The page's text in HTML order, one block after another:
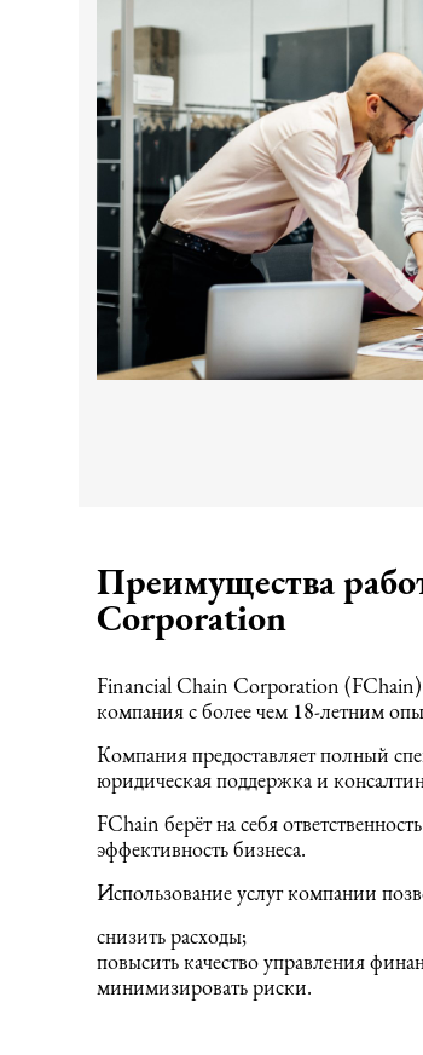
Преимущества
Corporation
Financial Chain Corporation
компания с более чем 18-летним
Компания предоставляет полный
юридическая поддержка и
FChain берёт на себя
эффективность бизнеса.
Использование услуг компании
снизить расходы;
повысить качество управления
минимизировать риски.